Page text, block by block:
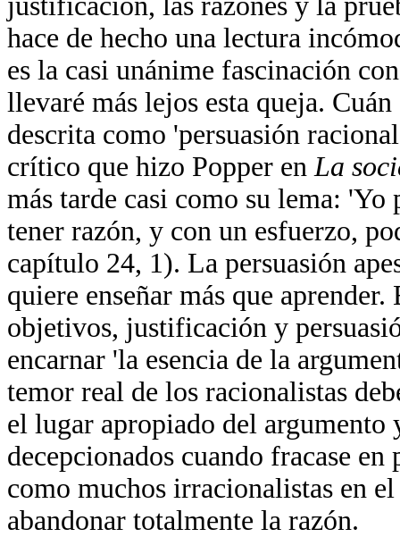
hace de hecho una lectura
es la casi unánime fascinación
llevaré más lejos esta queja.
descrita como 'persuasión
crítico que hizo Popper en La
más tarde casi como su lema: 'Yo
tener razón, y con un esfuerzo,
capítulo 24, 1). La persuasión
quiere enseñar más que
objetivos, justificación y
encarnar 'la esencia de la
temor real de los racionalistas
el lugar apropiado del argumento
decepcionados cuando fracase en
como muchos irracionalistas en
abandonar totalmente la razón.